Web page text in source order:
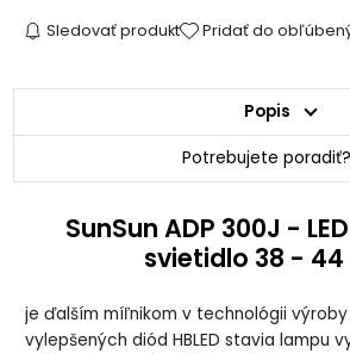
Sledovať produkt Pridať do
Popis
Potrebujete poradiť?
SunSun ADP 300J -
svietidlo 38 -
je ďalším míľnikom v technológii výroby
vylepšených diód HBLED stavia lampu